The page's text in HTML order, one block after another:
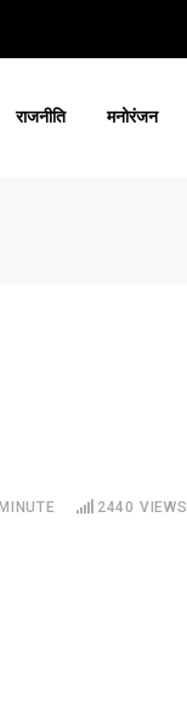
राजनीति मनोरंजन
2440 VIEWS